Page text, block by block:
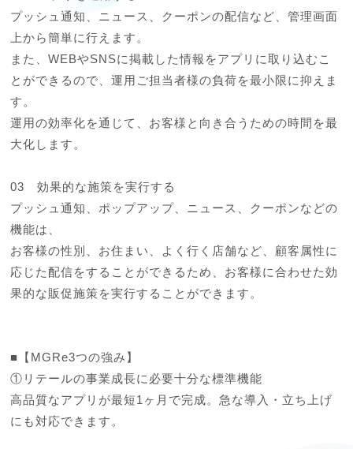
プッシュ通知、ニュース、クーポンの配信など、管理画面
上から簡単に行えます。
また、WEBやSNSに掲載した情報をアプリに取り込むこ
とができるので、運用ご担当者様の負荷を最小限に抑えま
す。
運用の効率化を通じて、お客様と向き合うための時間を最
大化します。
03　効果的な施策を実行する
プッシュ通知、ポップアップ、ニュース、クーポンなどの
機能は、
お客様の性別、お住まい、よく行く店舗など、顧客属性に
応じた配信をすることができるため、お客様に合わせた効
果的な販促施策を実行することができます。
■【MGRe3つの強み】
①リテールの事業成長に必要十分な標準機能
高品質なアプリが最短1ヶ月で完成。急な導入・立ち上げ
にも対応できます。